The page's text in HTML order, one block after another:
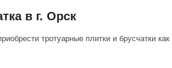
в г. Орск
тротуарные плитки и брусчатки